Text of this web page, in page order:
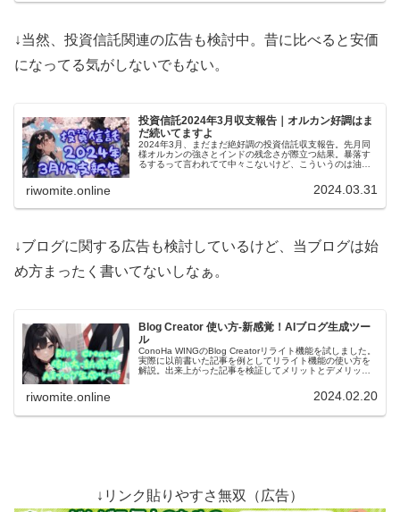
↓当然、投資信託関連の広告も検討中。昔に比べると安価
になってる気がしないでもない。
投資信託2024年3月収支報告｜オルカン好調はま
だ続いてますよ
2024年3月、まだまだ絶好調の投資信託収支報告。先月同
様オルカンの強さとインドの残念さが際立つ結果。暴落す
るするって言われてて中々こないけど、こういうのは油断
riwomite.online 2024.03.31
↓ブログに関する広告も検討しているけど、当ブログは始
め方まったく書いてないしなぁ。
Blog Creator 使い方-新感覚！AIブログ生成ツー
ル
ConoHa WINGのBlog Creatorリライト機能を試しました。
実際に以前書いた記事を例としてリライト機能の使い方を
解説。出来上がった記事を検証してメリットとデメリット
riwomite.online 2024.02.20
↓リンク貼りやすさ無双（広告）